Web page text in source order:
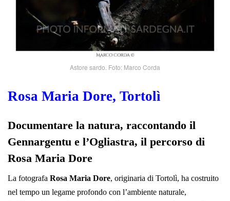
Astore sardo. Foto: Marco Corda
Rosa Maria Dore, Tortolì
Documentare la natura, raccontando il
Gennargentu e l’Ogliastra, il percorso di
Rosa Maria Dore
La fotografa Rosa Maria Dore, originaria di Tortolì, ha costruito
nel tempo un legame profondo con l’ambiente naturale,